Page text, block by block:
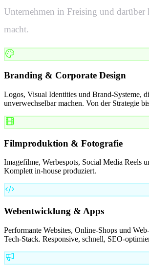
Unternehmen in Freising und darüber
macht.
Branding & Corporate Design
Logos, Visual Identities und Brand-Systeme,
unverwechselbar machen. Von der Strategie
Filmproduktion & Fotografie
Imagefilme, Werbespots, Social Media Reels
Komplett in-house produziert.
Webentwicklung & Apps
Performante Websites, Online-Shops und
Tech-Stack. Responsive, schnell, SEO-